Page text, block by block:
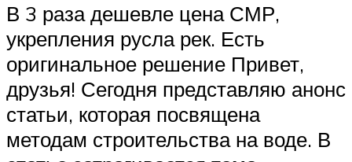
В 3 раза дешевле цена СМР,
укрепления русла рек. Есть
оригинальное решение Привет,
друзья! Сегодня представляю анонс
статьи, которая посвящена
методам строительства на воде. В